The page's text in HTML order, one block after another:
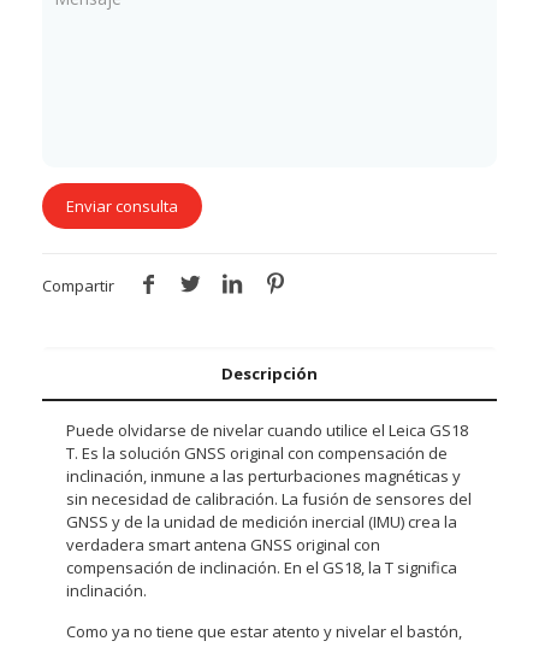
Compartir
Descripción
Puede olvidarse de nivelar cuando utilice el Leica GS18
T. Es la solución GNSS original con compensación de
inclinación, inmune a las perturbaciones magnéticas y
sin necesidad de calibración. La fusión de sensores del
GNSS y de la unidad de medición inercial (IMU) crea la
verdadera smart antena GNSS original con
compensación de inclinación. En el GS18, la T significa
inclinación.
Como ya no tiene que estar atento y nivelar el bastón,